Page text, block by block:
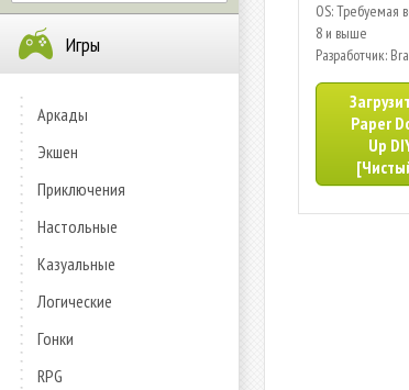
Игры
Аркады
Экшен
Приключения
Настольные
Казуальные
Логические
Гонки
RPG
OS: Требуемая
8 и выше
Разработчик:
Paper
Up